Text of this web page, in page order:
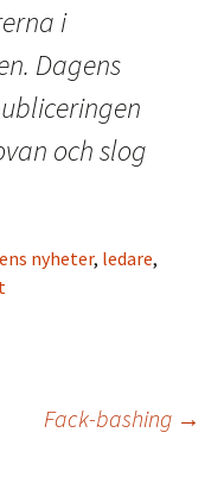
i
Dagens
och slog
nyheter, ledare,
Fack-bashing →